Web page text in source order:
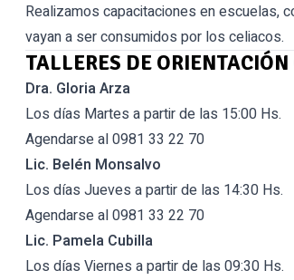
Realizamos capacitaciones en escuelas,
vayan a ser consumidos por los celiacos.
TALLERES DE
Dra. Gloria Arza
Los días Martes a partir de las 15:00 Hs.
Agendarse al 0981 33 22 70
Lic. Belén Monsalvo
Los días Jueves a partir de las 14:30 Hs.
Agendarse al 0981 33 22 70
Lic. Pamela Cubilla
Los días Viernes a partir de las 09:30 Hs.